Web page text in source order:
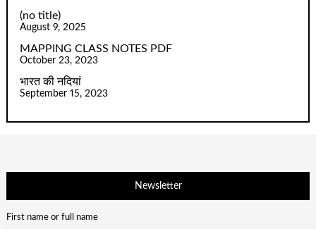
(no title)
August 9, 2025
MAPPING CLASS NOTES PDF
October 23, 2023
भारत की नदियां
September 15, 2023
Newsletter
First name or full name